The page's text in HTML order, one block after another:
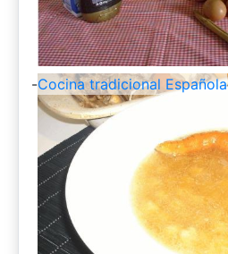
-Cocina tradicional Española